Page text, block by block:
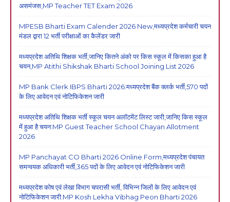
असमंजस,MP Teacher TET Exam 2026
MPESB Bharti Exam Calender 2026 New,मध्यप्रदेश कर्मचारी चयन
मंडल द्वारा 12 भर्ती परीक्षाओं का कैलेंडर जारी
मध्यप्रदेश अतिथि शिक्षक भर्ती,जानिए कितने अंको पर किस स्कूल में किसका हुआ है
चयन,MP Atithi Shikshak Bharti School Joining List 2026
MP Bank Clerk IBPS Bharti 2026:मध्यप्रदेश बैंक क्लर्क भर्ती,570 पदों
के लिए आवेदन एवं नोटिफिकेशन जारी
मध्यप्रदेश अतिथि शिक्षक भर्ती स्कूल चयन अलॉटमेंट लिस्ट जारी,जानिए किस स्कूल
में हुआ है चयन:MP Guest Teacher School Chayan Allotment
2026
MP Panchayat CO Bharti 2026 Online Form,मध्यप्रदेश पंचायत
समन्वयक अधिकारी भर्ती,365 पदों के लिए आवेदन एवं नोटिफिकेशन जारी
मध्यप्रदेश कोष एवं लेखा विभाग चपरासी भर्ती, विभिन्न जिलों के लिए आवेदन एवं
नोटिफिकेशन जारी:MP Kosh Lekha Vibhag Peon Bharti 2026